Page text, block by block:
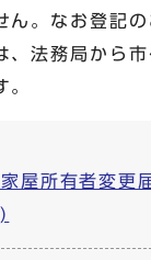
ん。なお登記
、法務局から
。
屋所有者変更